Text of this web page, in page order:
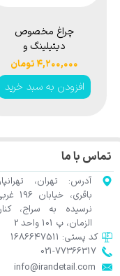
چراغ مخصوص
دیتیلینگ و
تشخیص رنگ
سورین بو مدل
Surainbow
۴,۲۰۰,۰۰۰ تومان
افزودن به سبد خرید
تماس با ما
آدرس: تهران،
نرسیده به سراج،
الزمان، پ 101 واحد 2
​​​​​​​info@irandetail.com
021-77366317​​​​​​​​​​​​​​​​​​​​​
کد پستی: 1686647511